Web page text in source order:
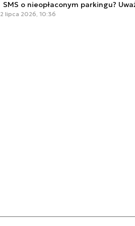
SMS o nieopłaconym parkingu?
2 lipca 2026, 10:36